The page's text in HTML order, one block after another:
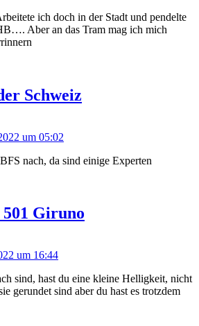
ich doch in der Stadt und pendelte
Aber an das Tram mag ich mich
Schweiz
um 05:02
nach, da sind einige Experten
501 Giruno
um 16:44
sind, hast du eine kleine Helligkeit, nicht
gerundet sind aber du hast es trotzdem